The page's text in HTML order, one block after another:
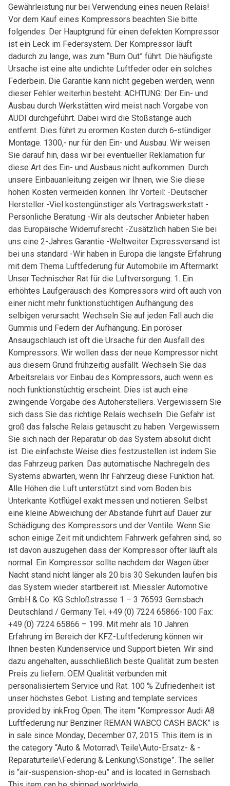
Gewährleistung nur bei Verwendung eines neuen Relais!
Vor dem Kauf eines Kompressors beachten Sie bitte
folgendes: Der Hauptgrund für einen defekten Kompressor
ist ein Leck im Federsystem. Der Kompressor läuft
dadurch zu lange, was zum “Burn Out” führt. Die häufigste
Ursache ist eine alte undichte Luftfeder oder ein solches
Federbein. Die Garantie kann nicht gegeben werden, wenn
dieser Fehler weiterhin besteht. ACHTUNG: Der Ein- und
Ausbau durch Werkstätten wird meist nach Vorgabe von
AUDI durchgeführt. Dabei wird die Stoßstange auch
entfernt. Dies führt zu erormen Kosten durch 6-stündiger
Montage. 1300,- nur für den Ein- und Ausbau. Wir weisen
Sie darauf hin, dass wir bei eventueller Reklamation für
diese Art des Ein- und Ausbaus nicht aufkommen. Durch
unsere Einbauanleitung zeigen wir Ihnen, wie Sie diese
hohen Kosten vermeiden können. Ihr Vorteil: -Deutscher
Hersteller -Viel kostengünstiger als Vertragswerkstatt -
Persönliche Beratung -Wir als deutscher Anbieter haben
das Europäische Widerrufsrecht -Zusätzlich haben Sie bei
uns eine 2-Jahres Garantie -Weltweiter Expressversand ist
bei uns standard -Wir haben in Europa die längste Erfahrung
mit dem Thema Luftfederung für Automobile im Aftermarkt.
Unser Technischer Rat für die Luftversorgung: 1. Ein
erhöhtes Laufgeräusch des Kompressors wird oft auch von
einer nicht mehr funktionstüchtigen Aufhängung des
selbigen verursacht. Wechseln Sie auf jeden Fall auch die
Gummis und Federn der Aufhängung. Ein poröser
Ansaugschlauch ist oft die Ursache für den Ausfall des
Kompressors. Wir wollen dass der neue Kompressor nicht
aus diesem Grund frühzeitig ausfällt. Wechseln Sie das
Arbeitsrelais vor Einbau des Kompressors, auch wenn es
noch funktionstüchtig erscheint. Dies ist auch eine
zwingende Vorgabe des Autoherstellers. Vergewissern Sie
sich dass Sie das richtige Relais wechseln. Die Gefahr ist
groß das falsche Relais getauscht zu haben. Vergewissern
Sie sich nach der Reparatur ob das System absolut dicht
ist. Die einfachste Weise dies festzustellen ist indem Sie
das Fahrzeug parken. Das automatische Nachregeln des
Systems abwarten, wenn Ihr Fahrzeug diese Funktion hat.
Alle Höhen die Luft unterstützt sind vom Boden bis
Unterkante Kotflügel exakt messen und notieren. Selbst
eine kleine Abweichung der Abstände führt auf Dauer zur
Schädigung des Kompressors und der Ventile. Wenn Sie
schon einige Zeit mit undichtem Fahrwerk gefahren sind, so
ist davon auszugehen dass der Kompressor öfter läuft als
normal. Ein Kompressor sollte nachdem der Wagen über
Nacht stand nicht länger als 20 bis 30 Sekunden laufen bis
das System wieder startbereit ist. Miessler Automotive
GmbH & Co. KG Schloßstrasse 1 – 3 76593 Gernsbach
Deutschland / Germany Tel. +49 (0) 7224 65866-100 Fax:
+49 (0) 7224 65866 – 199. Mit mehr als 10 Jahren
Erfahrung im Bereich der KFZ-Luftfederung können wir
Ihnen besten Kundenservice und Support bieten. Wir sind
dazu angehalten, ausschließlich beste Qualität zum besten
Preis zu liefern. OEM Qualität verbunden mit
personalisiertem Service und Rat. 100 % Zufriedenheit ist
unser höchstes Gebot. Listing and template services
provided by inkFrog Open. The item “Kompressor Audi A8
Luftfederung nur Benziner REMAN WABCO CASH BACK” is
in sale since Monday, December 07, 2015. This item is in
the category “Auto & Motorrad\ Teile\Auto-Ersatz- & -
Reparaturteile\Federung & Lenkung\Sonstige”. The seller
is “air-suspension-shop-eu” and is located in Gernsbach.